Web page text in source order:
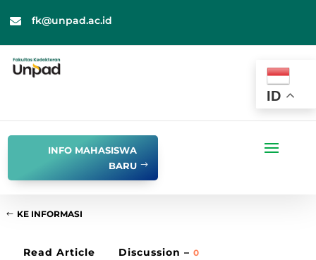
 fk@unpad.ac.id
ID
INFO MAHASISWA
BARU
KE INFORMASI
Read Article Discussion – 0